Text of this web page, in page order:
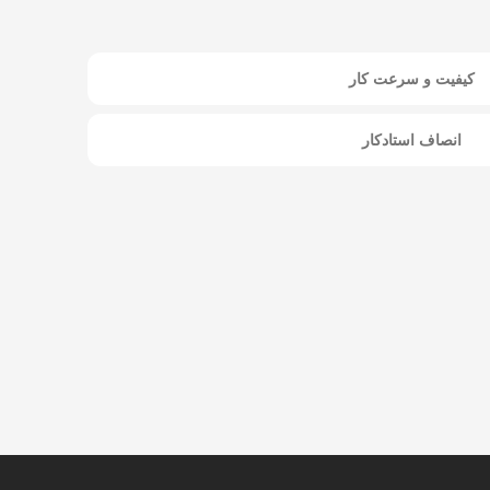
کیفیت و سرعت کار
انصاف استادکار